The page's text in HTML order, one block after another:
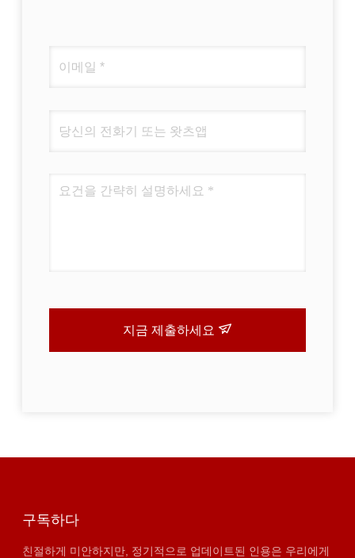
지금 제출하세요
구독하다
친절하게 미안하지만, 정기적으로 업데이트된 인용은 우리에게